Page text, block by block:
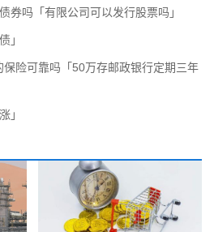
券吗「有限公司可以发行股票吗」
」
险可靠吗「50万存邮政银行定期三年
」